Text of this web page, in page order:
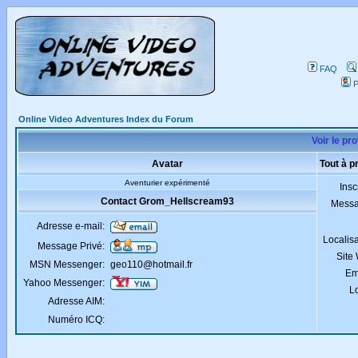
FAQ
Online Video Adventures Index du Forum
Voir le
Avatar Tout à
Aventurier expérimenté
Site
Contact Grom_Hellscream93
Adresse e-mail:
Message Privé:
MSN Messenger: geo110@hotmail.fr
Yahoo Messenger:
Adresse AIM:
Numéro ICQ: